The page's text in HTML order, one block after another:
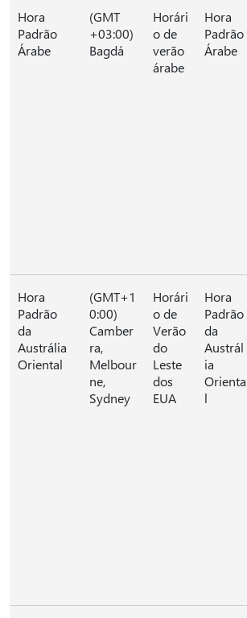
Hora
Padrão
Árabe
(GMT
+03:00)
Bagdá
Horári
o de
verão
árabe
Hora
Padrão
Árabe
Hora
Padrão
da
Austrália
Oriental
(GMT+1
0:00)
Camber
ra,
Melbour
ne,
Sydney
Horári
o de
Verão
do
Leste
dos
EUA
Hora
Padrão
da
Austrál
ia
Orienta
l